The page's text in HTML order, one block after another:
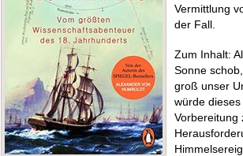
Vermittlung
der Fall.
Zum Inhalt:
Sonne
groß unser
würde
Vorbereitung